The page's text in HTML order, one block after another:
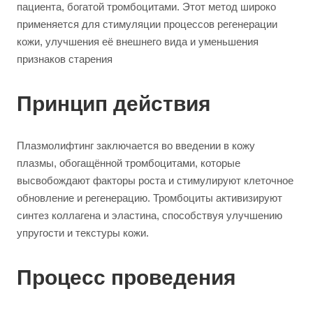
пациента, богатой тромбоцитами. Этот метод широко
применяется для стимуляции процессов регенерации
кожи, улучшения её внешнего вида и уменьшения
признаков старения
Принцип действия
Плазмолифтинг заключается во введении в кожу
плазмы, обогащённой тромбоцитами, которые
высвобождают факторы роста и стимулируют клеточное
обновление и регенерацию. Тромбоциты активизируют
синтез коллагена и эластина, способствуя улучшению
упругости и текстуры кожи.
Процесс проведения